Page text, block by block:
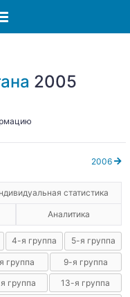
2005
2006
статистика
Аналитика
4-я группа 5-я группа
группа 9-я группа
группа 13-я группа